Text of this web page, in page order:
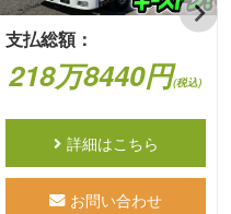
支払総額：
218万8440円(税込)
詳細はこちら
お問い合わせ